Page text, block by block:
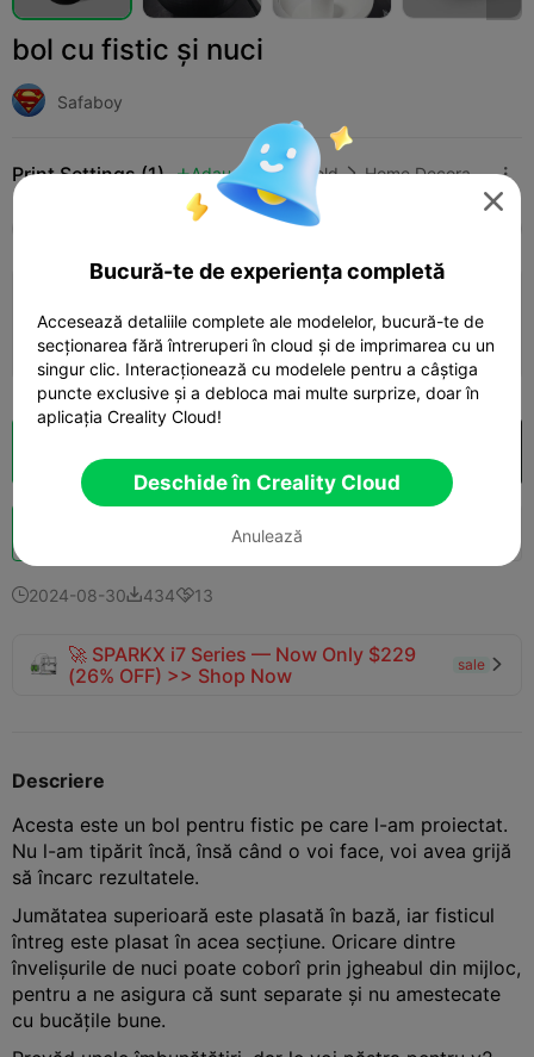
bol cu fistic și nuci
Safaboy
Print Settings (1) Adaugă Household  Home Decorations & Ornaments 
 03h 09m  1 plates  79.19g
150
2024-08-3043413
🚀 SPARKX i7 Series — Now Only $229
(26% OFF) >> Shop Now
sale 
Descriere
Acesta este un bol pentru fistic pe care l-am proiectat.
Nu l-am tipărit încă, însă când o voi face, voi avea grijă
să încarc rezultatele.
Jumătatea superioară este plasată în bază, iar fisticul
întreg este plasat în acea secțiune. Oricare dintre
învelișurile de nuci poate coborî prin jgheabul din mijloc,
pentru a ne asigura că sunt separate și nu amestecate
cu bucățile bune.

Bucură-te de experiența completă
Accesează detaliile complete ale modelelor, bucură-te de
secționarea fără întreruperi în cloud și de imprimarea cu un
singur clic. Interacționează cu modelele pentru a câștiga
puncte exclusive și a debloca mai multe surprize, doar în
aplicația Creality Cloud!
Deschide în Creality Cloud
Anulează